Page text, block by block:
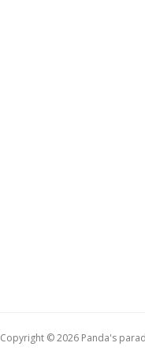
Copyright © 2026 Panda's